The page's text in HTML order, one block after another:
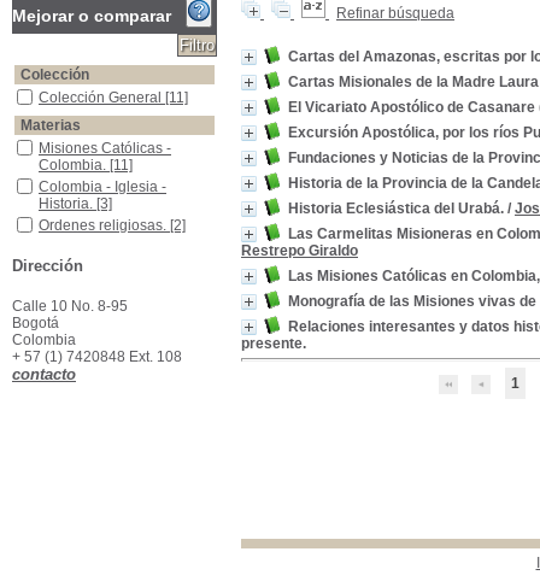
Refinar búsqueda
Cartas del Amazonas, escritas por
Cartas Misionales de la Madre
El Vicariato Apostólico de Casanare
Excursión Apostólica, por los ríos
Fundaciones y Noticias de la
Historia de la Provincia de la
Historia Eclesiástica del Urabá. /
Las Carmelitas Misioneras en
Restrepo Giraldo
Las Misiones Católicas en
Monografía de las Misiones vivas
Relaciones interesantes y datos
presente.
1
Mejorar o comparar
Colección
Colección General
Colección General [11]
Materias
Misiones Católicas - Colombia.
Misiones Católicas -
Colombia. [11]
Colombia - Iglesia - Historia.
Colombia - Iglesia -
Historia. [3]
Ordenes religiosas.
Ordenes religiosas. [2]
Caquetá (Río) - Descubrimiento y exploraciones.
Descubrimiento y
Colombia -Historia Eclesiástica
Colombia -Historia
Eclesiástica
Misiones Capuchinas.
Misiones Capuchinas.
Ordenes Religiosas
Ordenes Religiosas
Dirección
Calle 10 No. 8-95
Bogotá
Colombia
+ 57 (1) 7420848 Ext. 108
contacto